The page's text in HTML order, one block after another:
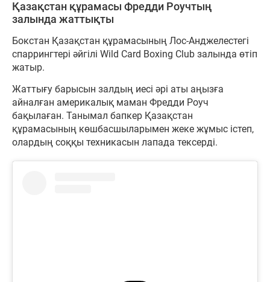
Қазақстан құрамасы Фредди Роучтың
залында жаттықты
Бокстан Қазақстан құрамасының Лос-Анджелестегі
спаррингтері әйгілі Wild Card Boxing Club залында өтіп
жатыр.
Жаттығу барысын залдың иесі әрі аты аңызға
айналған америкалық маман Фредди Роуч
бақылаған. Танымал бапкер Қазақстан
құрамасының көшбасшыларымен жеке жұмыс істеп,
олардың соққы техникасын лапада тексерді.